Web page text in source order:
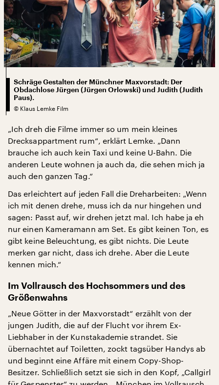
Schräge Gestalten der Münchner Maxvorstadt: Der
Obdachlose Jürgen (Jürgen Orlowski) und Judith (Judith
Paus).
© Klaus Lemke Film
„Ich dreh die Filme immer so um mein kleines
Drecksappartment rum“, erklärt Lemke. „Dann
brauche ich auch kein Taxi und keine U-Bahn. Die
anderen Leute wohnen ja auch da, die sehen mich ja
auch den ganzen Tag.“
Das erleichtert auf jeden Fall die Dreharbeiten: „Wenn
ich mit denen drehe, muss ich da nur hingehen und
sagen: Passt auf, wir drehen jetzt mal. Ich habe ja eh
nur einen Kameramann am Set. Es gibt keinen Ton, es
gibt keine Beleuchtung, es gibt nichts. Die Leute
merken gar nicht, dass ich drehe. Aber die Leute
kennen mich.“
Im Vollrausch des Hochsommers und des
Größenwahns
„Neue Götter in der Maxvorstadt“ erzählt von der
jungen Judith, die auf der Flucht vor ihrem Ex-
Liebhaber in der Kunstakademie strandet. Sie
übernachtet auf Toiletten, zockt tagsüber Handys ab
und beginnt eine Affäre mit einem Copy-Shop-
Besitzer. Schließlich setzt sie sich in den Kopf, „Callgirl